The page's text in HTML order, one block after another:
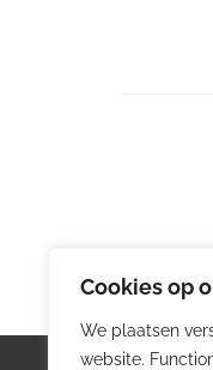
Cookies op
We plaatsen
website.